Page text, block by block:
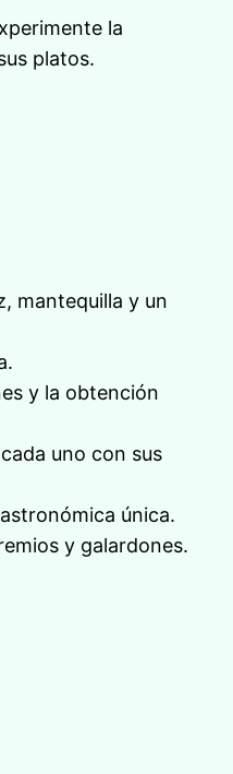
la
platos.
mantequilla y un
y la obtención
uno con sus
única.
y galardones.